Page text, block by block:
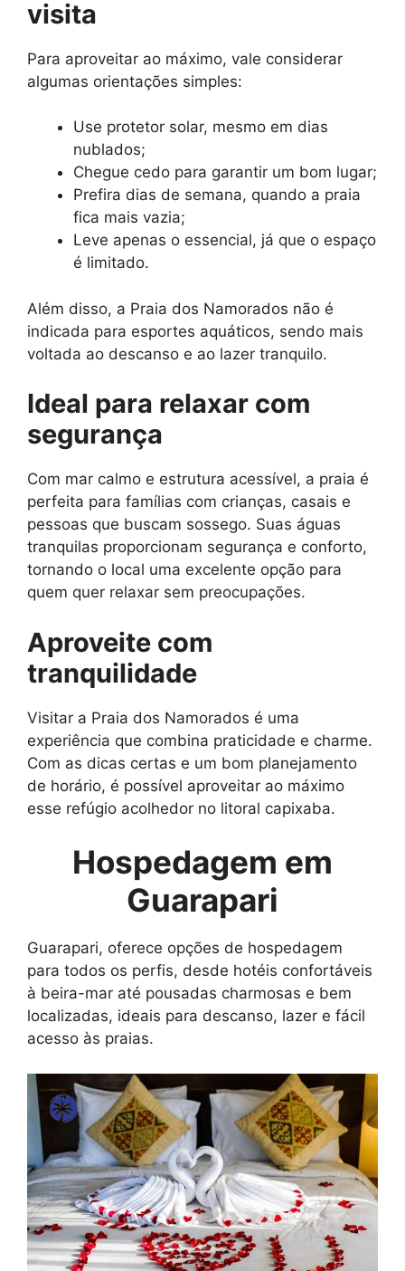
visita
Para aproveitar ao máximo, vale considerar
algumas orientações simples:
Use protetor solar, mesmo em dias
nublados;
Chegue cedo para garantir um bom lugar;
Prefira dias de semana, quando a praia
fica mais vazia;
Leve apenas o essencial, já que o espaço
é limitado.
Além disso, a Praia dos Namorados não é
indicada para esportes aquáticos, sendo mais
voltada ao descanso e ao lazer tranquilo.
Ideal para relaxar com
segurança
Com mar calmo e estrutura acessível, a praia é
perfeita para famílias com crianças, casais e
pessoas que buscam sossego. Suas águas
tranquilas proporcionam segurança e conforto,
tornando o local uma excelente opção para
quem quer relaxar sem preocupações.
Aproveite com
tranquilidade
Visitar a Praia dos Namorados é uma
experiência que combina praticidade e charme.
Com as dicas certas e um bom planejamento
de horário, é possível aproveitar ao máximo
esse refúgio acolhedor no litoral capixaba.
Hospedagem em
Guarapari
Guarapari, oferece opções de hospedagem
para todos os perfis, desde hotéis confortáveis
à beira-mar até pousadas charmosas e bem
localizadas, ideais para descanso, lazer e fácil
acesso às praias.